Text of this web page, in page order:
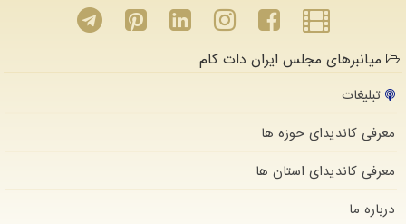
میانبرهای مجلس ایران دات کام
تبلیغات
معرفی کاندیدای حوزه ها
معرفی کاندیدای استان ها
درباره ما